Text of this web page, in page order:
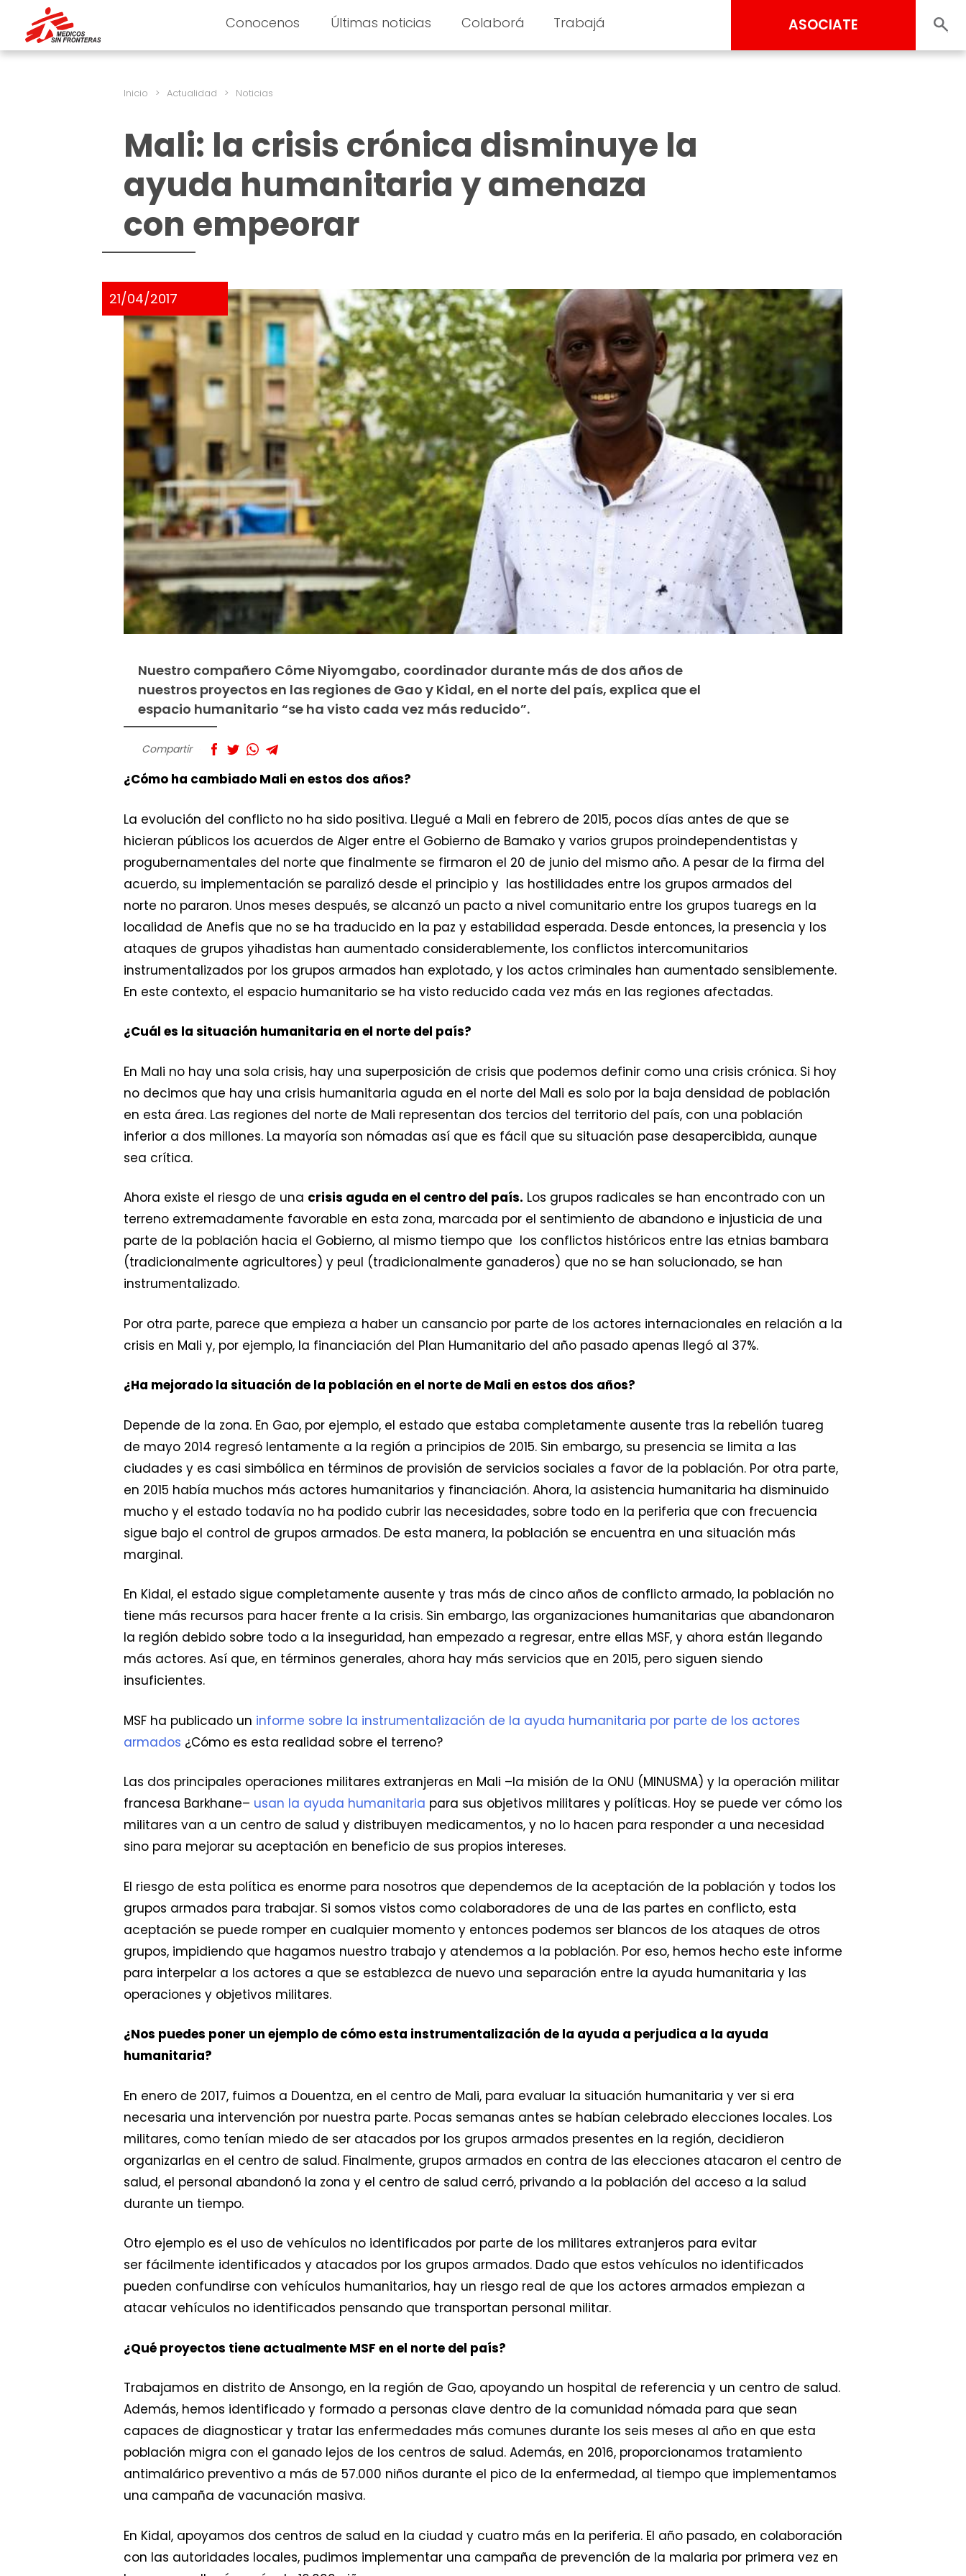
Conocenos Últimas noticias Colaborá Trabajá ASOCIATE
Inicio > Actualidad > Noticias
Mali: la crisis crónica disminuye la
ayuda humanitaria y amenaza
con empeorar
21/04/2017
Nuestro compañero Côme Niyomgabo, coordinador durante más de dos años de
nuestros proyectos en las regiones de Gao y Kidal, en el norte del país, explica que el
espacio humanitario “se ha visto cada vez más reducido”.
Compartir
¿Cómo ha cambiado Mali en estos dos años?
La evolución del conflicto no ha sido positiva. Llegué a Mali en febrero de 2015, pocos días antes de que se
hicieran públicos los acuerdos de Alger entre el Gobierno de Bamako y varios grupos proindependentistas y
progubernamentales del norte que finalmente se firmaron el 20 de junio del mismo año. A pesar de la firma del
acuerdo, su implementación se paralizó desde el principio y las hostilidades entre los grupos armados del
norte no pararon. Unos meses después, se alcanzó un pacto a nivel comunitario entre los grupos tuaregs en la
localidad de Anefis que no se ha traducido en la paz y estabilidad esperada. Desde entonces, la presencia y los
ataques de grupos yihadistas han aumentado considerablemente, los conflictos intercomunitarios
instrumentalizados por los grupos armados han explotado, y los actos criminales han aumentado sensiblemente.
En este contexto, el espacio humanitario se ha visto reducido cada vez más en las regiones afectadas.
¿Cuál es la situación humanitaria en el norte del país?
En Mali no hay una sola crisis, hay una superposición de crisis que podemos definir como una crisis crónica. Si hoy
no decimos que hay una crisis humanitaria aguda en el norte del Mali es solo por la baja densidad de población
en esta área. Las regiones del norte de Mali representan dos tercios del territorio del país, con una población
inferior a dos millones. La mayoría son nómadas así que es fácil que su situación pase desapercibida, aunque
sea crítica.
Ahora existe el riesgo de una crisis aguda en el centro del país. Los grupos radicales se han encontrado con un
terreno extremadamente favorable en esta zona, marcada por el sentimiento de abandono e injusticia de una
parte de la población hacia el Gobierno, al mismo tiempo que los conflictos históricos entre las etnias bambara
(tradicionalmente agricultores) y peul (tradicionalmente ganaderos) que no se han solucionado, se han
instrumentalizado.
Por otra parte, parece que empieza a haber un cansancio por parte de los actores internacionales en relación a la
crisis en Mali y, por ejemplo, la financiación del Plan Humanitario del año pasado apenas llegó al 37%.
¿Ha mejorado la situación de la población en el norte de Mali en estos dos años?
Depende de la zona. En Gao, por ejemplo, el estado que estaba completamente ausente tras la rebelión tuareg
de mayo 2014 regresó lentamente a la región a principios de 2015. Sin embargo, su presencia se limita a las
ciudades y es casi simbólica en términos de provisión de servicios sociales a favor de la población. Por otra parte,
en 2015 había muchos más actores humanitarios y financiación. Ahora, la asistencia humanitaria ha disminuido
mucho y el estado todavía no ha podido cubrir las necesidades, sobre todo en la periferia que con frecuencia
sigue bajo el control de grupos armados. De esta manera, la población se encuentra en una situación más
marginal.
En Kidal, el estado sigue completamente ausente y tras más de cinco años de conflicto armado, la población no
tiene más recursos para hacer frente a la crisis. Sin embargo, las organizaciones humanitarias que abandonaron
la región debido sobre todo a la inseguridad, han empezado a regresar, entre ellas MSF, y ahora están llegando
más actores. Así que, en términos generales, ahora hay más servicios que en 2015, pero siguen siendo
insuficientes.
MSF ha publicado un informe sobre la instrumentalización de la ayuda humanitaria por parte de los actores
armados ¿Cómo es esta realidad sobre el terreno?
Las dos principales operaciones militares extranjeras en Mali –la misión de la ONU (MINUSMA) y la operación militar
francesa Barkhane– usan la ayuda humanitaria para sus objetivos militares y políticas. Hoy se puede ver cómo los
militares van a un centro de salud y distribuyen medicamentos, y no lo hacen para responder a una necesidad
sino para mejorar su aceptación en beneficio de sus propios intereses.
El riesgo de esta política es enorme para nosotros que dependemos de la aceptación de la población y todos los
grupos armados para trabajar. Si somos vistos como colaboradores de una de las partes en conflicto, esta
aceptación se puede romper en cualquier momento y entonces podemos ser blancos de los ataques de otros
grupos, impidiendo que hagamos nuestro trabajo y atendemos a la población. Por eso, hemos hecho este informe
para interpelar a los actores a que se establezca de nuevo una separación entre la ayuda humanitaria y las
operaciones y objetivos militares.
¿Nos puedes poner un ejemplo de cómo esta instrumentalización de la ayuda a perjudica a la ayuda
humanitaria?
En enero de 2017, fuimos a Douentza, en el centro de Mali, para evaluar la situación humanitaria y ver si era
necesaria una intervención por nuestra parte. Pocas semanas antes se habían celebrado elecciones locales. Los
militares, como tenían miedo de ser atacados por los grupos armados presentes en la región, decidieron
organizarlas en el centro de salud. Finalmente, grupos armados en contra de las elecciones atacaron el centro de
salud, el personal abandonó la zona y el centro de salud cerró, privando a la población del acceso a la salud
durante un tiempo.
Otro ejemplo es el uso de vehículos no identificados por parte de los militares extranjeros para evitar
ser fácilmente identificados y atacados por los grupos armados. Dado que estos vehículos no identificados
pueden confundirse con vehículos humanitarios, hay un riesgo real de que los actores armados empiezan a
atacar vehículos no identificados pensando que transportan personal militar.
¿Qué proyectos tiene actualmente MSF en el norte del país?
Trabajamos en distrito de Ansongo, en la región de Gao, apoyando un hospital de referencia y un centro de salud.
Además, hemos identificado y formado a personas clave dentro de la comunidad nómada para que sean
capaces de diagnosticar y tratar las enfermedades más comunes durante los seis meses al año en que esta
población migra con el ganado lejos de los centros de salud. Además, en 2016, proporcionamos tratamiento
antimalárico preventivo a más de 57.000 niños durante el pico de la enfermedad, al tiempo que implementamos
una campaña de vacunación masiva.
En Kidal, apoyamos dos centros de salud en la ciudad y cuatro más en la periferia. El año pasado, en colaboración
con las autoridades locales, pudimos implementar una campaña de prevención de la malaria por primera vez en